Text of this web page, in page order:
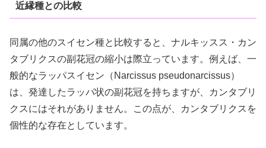
近縁種との比較
同属の他のスイセン種と比較すると、ナルキッスス・カン
タブリクスの副花冠の縮小は際立っています。例えば、一
般的なラッパスイセン（Narcissus pseudonarcissus）
は、発達したラッパ状の副花冠を持ちますが、カンタブリ
クスにはそれがありません。この点が、カンタブリクスを
個性的な存在としています。